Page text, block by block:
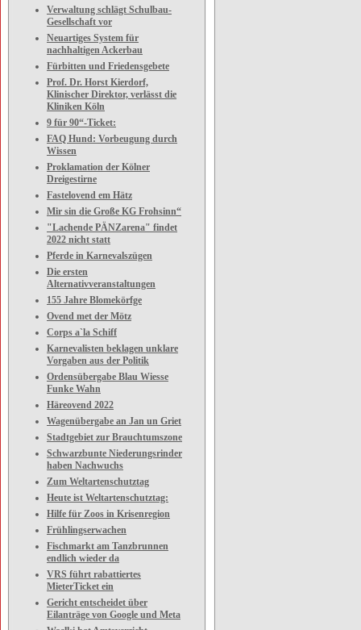
Verwaltung schlägt Schulbau-
Gesellschaft vor
Neuartiges System für
nachhaltigen Ackerbau
Fürbitten und Friedensgebete
Prof. Dr. Horst Kierdorf,
Klinischer Direktor, verlässt die
Kliniken Köln
9 für 90“-Ticket:
FAQ Hund: Vorbeugung durch
Wissen
Proklamation der Kölner
Dreigestirne
Fastelovend em Hätz
Mir sin die Große KG Frohsinn“
"Lachende PÄNZarena" findet
2022 nicht statt
Pferde in Karnevalszügen
Die ersten
Alternativveranstaltungen
155 Jahre Blomekörfge
Ovend met der Mötz
Corps a`la Schiff
Karnevalisten beklagen unklare
Vorgaben aus der Politik
Ordensübergabe Blau Wiesse
Funke Wahn
Häreovend 2022
Wagenübergabe an Jan un Griet
Stadtgebiet zur Brauchtumszone
Schwarzbunte Niederungsrinder
haben Nachwuchs
Zum Weltartenschutztag
Heute ist Weltartenschutztag:
Hilfe für Zoos in Krisenregion
Frühlingserwachen
Fischmarkt am Tanzbrunnen
endlich wieder da
VRS führt rabattiertes
MieterTicket ein
Gericht entscheidet über
Eilanträge von Google und Meta